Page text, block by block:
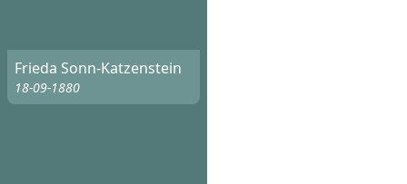
Frieda Sonn-Katzenstein
18-09-1880